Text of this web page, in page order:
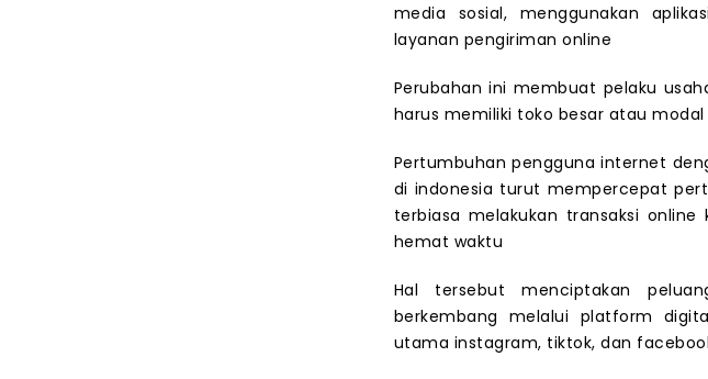
media sosial, menggunakan
layanan pengiriman online
Perubahan ini membuat pelaku
harus memiliki toko besar atau
Pertumbuhan pengguna internet
di indonesia turut mempercepat
terbiasa melakukan transaksi
hemat waktu
Hal tersebut menciptakan
berkembang melalui platform
utama instagram, tiktok, dan